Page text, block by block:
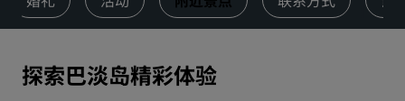
探索巴淡岛精彩体验